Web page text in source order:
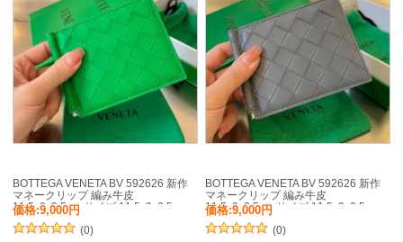
BOTTEGA VENETA BV 592626 新作
マネークリップ 編み牛皮
11.5x9x0.5cm サイズ:11.5x9x0.5cm
価格:9,000円
(0)
BOTTEGA VENETA BV 592626 新作
マネークリップ 編み牛皮
11.5x9x0.5cm サイズ:11.5x9x0.5cm
価格:9,000円
(0)